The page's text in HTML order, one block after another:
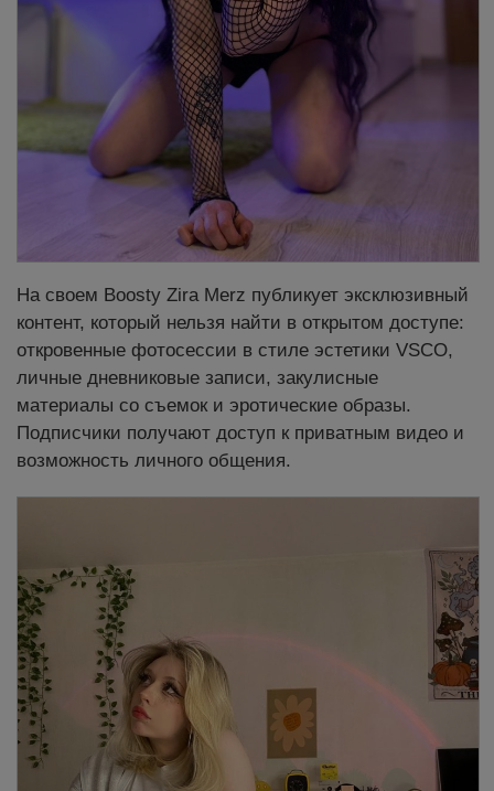
На своем Boosty Zira Merz публикует эксклюзивный
контент, который нельзя найти в открытом доступе:
откровенные фотосессии в стиле эстетики VSCO,
личные дневниковые записи, закулисные
материалы со съемок и эротические образы.
Подписчики получают доступ к приватным видео и
возможность личного общения.